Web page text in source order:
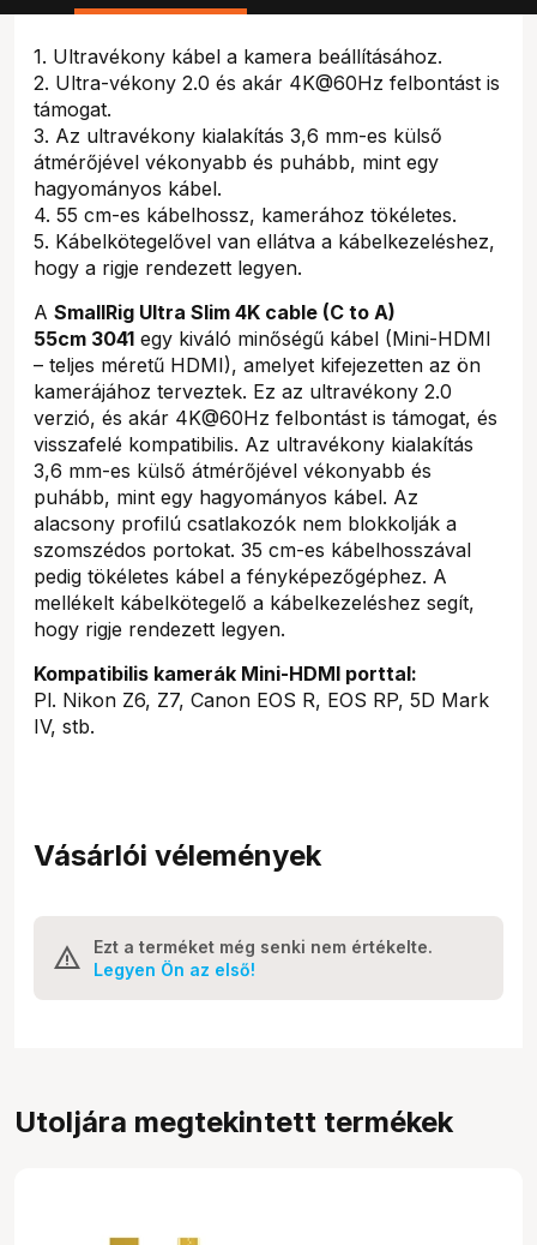
1. Ultravékony kábel a kamera beállításához.
2. Ultra-vékony 2.0 és akár 4K@60Hz felbontást is
támogat.
3. Az ultravékony kialakítás 3,6 mm-es külső
átmérőjével vékonyabb és puhább, mint egy
hagyományos kábel.
4. 55 cm-es kábelhossz, kamerához tökéletes.
5. Kábelkötegelővel van ellátva a kábelkezeléshez,
hogy a rigje rendezett legyen.
A SmallRig Ultra Slim 4K cable (C to A)
55cm 3041 egy kiváló minőségű kábel (Mini-HDMI
– teljes méretű HDMI), amelyet kifejezetten az ön
kamerájához terveztek. Ez az ultravékony 2.0
verzió, és akár 4K@60Hz felbontást is támogat, és
visszafelé kompatibilis. Az ultravékony kialakítás
3,6 mm-es külső átmérőjével vékonyabb és
puhább, mint egy hagyományos kábel. Az
alacsony profilú csatlakozók nem blokkolják a
szomszédos portokat. 35 cm-es kábelhosszával
pedig tökéletes kábel a fényképezőgéphez. A
mellékelt kábelkötegelő a kábelkezeléshez segít,
hogy rigje rendezett legyen.
Kompatibilis kamerák Mini-HDMI porttal:
Pl. Nikon Z6, Z7, Canon EOS R, EOS RP, 5D Mark
IV, stb.
Vásárlói vélemények
Ezt a terméket még senki nem értékelte.
Legyen Ön az első!
Utoljára megtekintett termékek